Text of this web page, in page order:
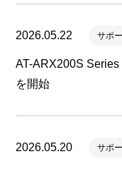
2026.05.22 サポ
AT-ARX200S Series
を開始
2026.05.20 サポ